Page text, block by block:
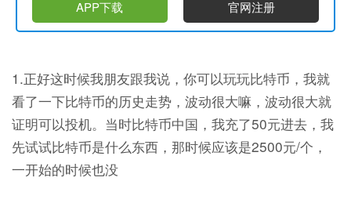
APP下载 官网注册
1.正好这时候我朋友跟我说，你可以玩玩比特币，我就
看了一下比特币的历史走势，波动很大嘛，波动很大就
证明可以投机。当时比特币中国，我充了50元进去，我
先试试比特币是什么东西，那时候应该是2500元/个，
一开始的时候也没